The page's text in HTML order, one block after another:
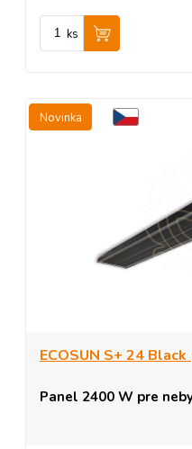
ks
Novinka
ECOSUN S+ 24
Panel 2400 W pre